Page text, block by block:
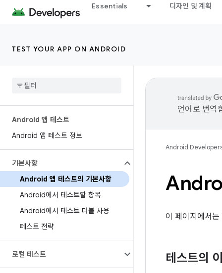
Essentials 디자인 및 계획
TEST YOUR APP ON ANDROID
Android 앱 테스트
Android 앱 테스트 정보
기본사항
Android 앱 테스트의 기본사항
Android에서 테스트할 항목
Android에서 테스트 더블 사용
테스트 전략
로컬 테스트
언어로 번역
Android
이 페이지에서
테스트의